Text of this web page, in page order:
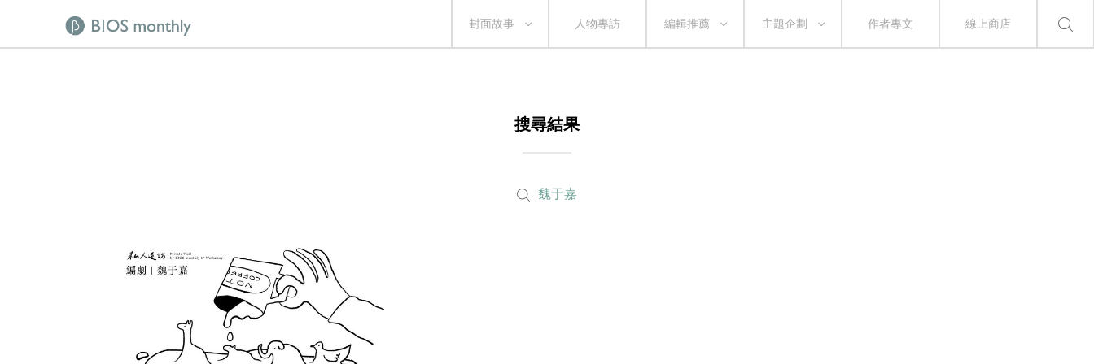
封面故事 人物專訪 編輯推薦 主題企劃 作者專文 線上商店
搜尋結果
魏于嘉